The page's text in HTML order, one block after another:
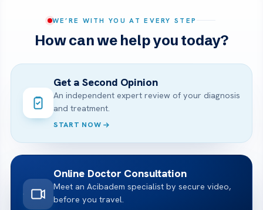
WE’RE WITH YOU AT EVERY STEP
How can we help you today?
Get a Second Opinion
An independent expert review of your diagnosis
and treatment.
START NOW
Online Doctor Consultation
Meet an Acibadem specialist by secure video,
before you travel.